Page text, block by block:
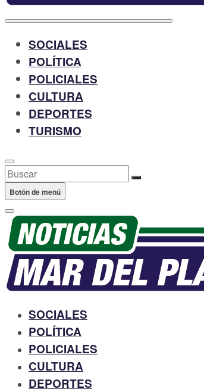
SOCIALES
POLÍTICA
POLICIALES
CULTURA
DEPORTES
TURISMO
Buscar
Botón de menú
SOCIALES
POLÍTICA
POLICIALES
CULTURA
DEPORTES